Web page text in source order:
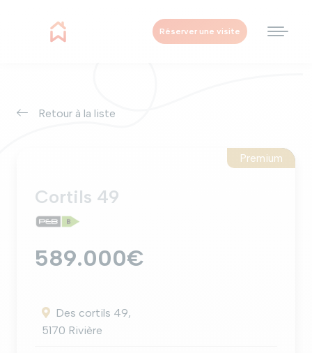
Réserver une visite
Retour à la liste
vendu
Premium
Cortils 49
589.000€
Des cortils 49,
5170 Rivière